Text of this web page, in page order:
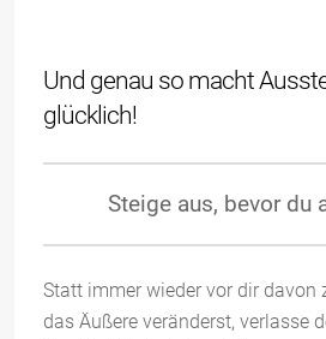
Und genau so macht
glücklich!
Steige aus, bevor du
Statt immer wieder vor dir davon
das Äußere veränderst, verlasse